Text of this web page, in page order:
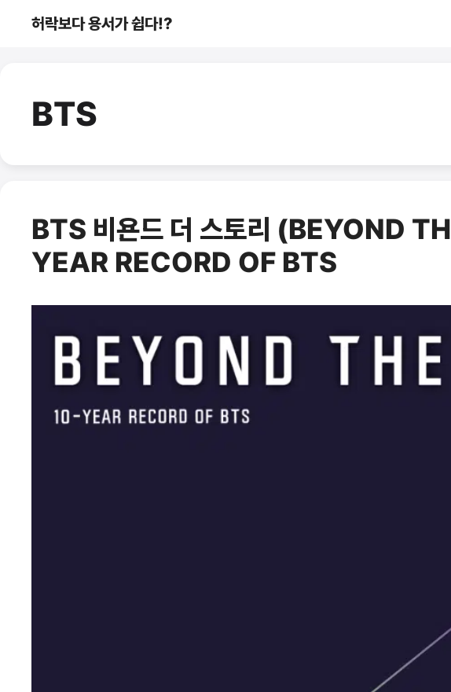
허락보다 용서가 쉽다!?
BTS
BTS 비욘드 더 스토리 (BEYOND
YEAR RECORD OF BTS